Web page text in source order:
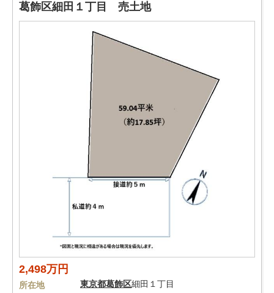
葛飾区細田１丁目 売土地
2,498万円
所在地 東京都葛飾区細田１丁目